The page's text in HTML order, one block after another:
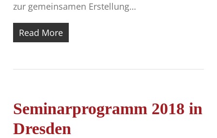
zur gemeinsamen Erstellung…
Read More
Seminarprogramm 2018 in
Dresden